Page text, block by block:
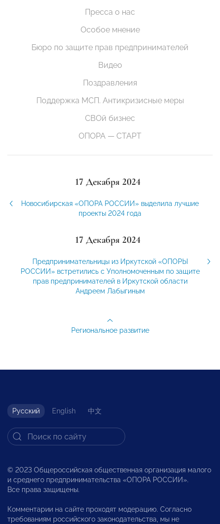
Пресса о нас
Особое мнение
Бюро по защите прав предпринимателей
Видео
Поздравления
Поддержка МСП. Антикризисные меры
СВОй бизнес
ОПОРА — СТАРТ
17 Декабря 2024
Новосибирская «ОПОРА РОССИИ» выделила лучшие
проекты 2024 года
17 Декабря 2024
Предпринимательницы из Иркутской «ОПОРЫ
РОССИИ» встретились с Уполномоченным по защите
прав предпринимателей в Иркутской области
Андреем Лабыгиным
Региональное развитие
Русский English 中文
© 2023 Общероссийская общественная организация малого
и среднего предпринимательства «ОПОРА РОССИИ».
Все права защищены.
Комментарии на сайте проходят модерацию. Согласно
требованиям российского законодательства, мы не